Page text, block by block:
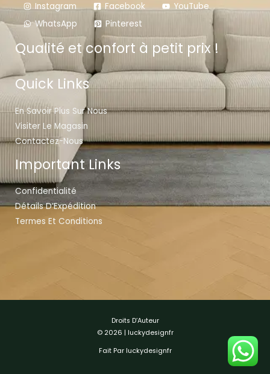
Instagram Facebook
YouTube
WhatsApp
Pinterest
Qualité et confort à petit prix !
Quick Links
En Savoir Plus Sur Nous
Visiter Le Magasin
Contactez-Nous
Important Links
Confidentialité
Détails D’Expédition
Termes Et Conditions
Droits D’Auteur
© 2026 | luckydesignfr
Fait Par luckydesignfr